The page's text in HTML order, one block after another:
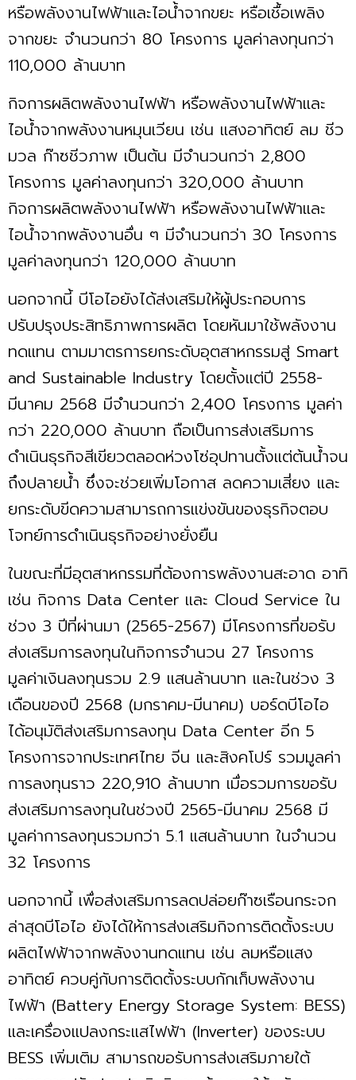
หรือพลังงานไฟฟ้าและไอนํ้าจากขยะ หรือเชื้อเพลิง
จากขยะ จำนวนกว่า 80 โครงการ มูลค่าลงทุนกว่า
110,000 ล้านบาท
กิจการผลิตพลังงานไฟฟ้า หรือพลังงานไฟฟ้าและ
ไอนํ้าจากพลังงานหมุนเวียน เช่น แสงอาทิตย์ ลม ชีว
มวล ก๊าซชีวภาพ เป็นต้น มีจำนวนกว่า 2,800
โครงการ มูลค่าลงทุนกว่า 320,000 ล้านบาท
กิจการผลิตพลังงานไฟฟ้า หรือพลังงานไฟฟ้าและ
ไอนํ้าจากพลังงานอื่น ๆ มีจำนวนกว่า 30 โครงการ
มูลค่าลงทุนกว่า 120,000 ล้านบาท
นอกจากนี้ บีโอไอยังได้ส่งเสริมให้ผู้ประกอบการ
ปรับปรุงประสิทธิภาพการผลิต โดยหันมาใช้พลังงาน
ทดแทน ตามมาตรการยกระดับอุตสาหกรรมสู่ Smart
and Sustainable Industry โดยตั้งแต่ปี 2558-
มีนาคม 2568 มีจำนวนกว่า 2,400 โครงการ มูลค่า
กว่า 220,000 ล้านบาท ถือเป็นการส่งเสริมการ
ดำเนินธุรกิจสีเขียวตลอดห่วงโซ่อุปทานตั้งแต่ต้นนํ้าจน
ถึงปลายนํ้า ซึ่งจะช่วยเพิ่มโอกาส ลดความเสี่ยง และ
ยกระดับขีดความสามารถการแข่งขันของธุรกิจตอบ
โจทย์การดำเนินธุรกิจอย่างยั่งยืน
ในขณะที่มีอุตสาหกรรมที่ต้องการพลังงานสะอาด อาทิ
เช่น กิจการ Data Center และ Cloud Service ใน
ช่วง 3 ปีที่ผ่านมา (2565-2567) มีโครงการที่ขอรับ
ส่งเสริมการลงทุนในกิจการจำนวน 27 โครงการ
มูลค่าเงินลงทุนรวม 2.9 แสนล้านบาท และในช่วง 3
เดือนของปี 2568 (มกราคม-มีนาคม) บอร์ดบีโอไอ
ได้อนุมัติส่งเสริมการลงทุน Data Center อีก 5
โครงการจากประเทศไทย จีน และสิงคโปร์ รวมมูลค่า
การลงทุนราว 220,910 ล้านบาท เมื่อรวมการขอรับ
ส่งเสริมการลงทุนในช่วงปี 2565-มีนาคม 2568 มี
มูลค่าการลงทุนรวมกว่า 5.1 แสนล้านบาท ในจำนวน
32 โครงการ
นอกจากนี้ เพื่อส่งเสริมการลดปล่อยก๊าซเรือนกระจก
ล่าสุดบีโอไอ ยังได้ให้การส่งเสริมกิจการติดตั้งระบบ
ผลิตไฟฟ้าจากพลังงานทดแทน เช่น ลมหรือแสง
อาทิตย์ ควบคู่กับการติดตั้งระบบกักเก็บพลังงาน
ไฟฟ้า (Battery Energy Storage System: BESS)
และเครื่องแปลงกระแสไฟฟ้า (Inverter) ของระบบ
BESS เพิ่มเติม สามารถขอรับการส่งเสริมภายใต้